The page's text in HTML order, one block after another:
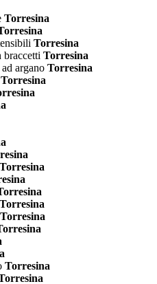
Torresina
Torresina
braccetti Torresina
argano Torresina
Torresina
Torresina
Torresina
Torresina
Torresina